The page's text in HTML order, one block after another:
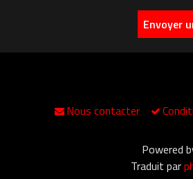
Nous contacter
Powered
Traduit par